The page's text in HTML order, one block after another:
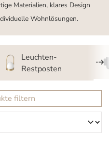
Materialien, klares Design
Wohnlösungen.
Leuchten-
Restposten
filtern